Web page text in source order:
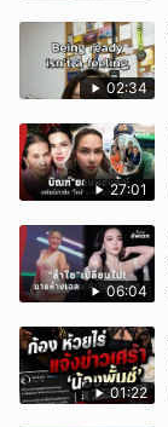
02:34
27:01
06:04
01:22